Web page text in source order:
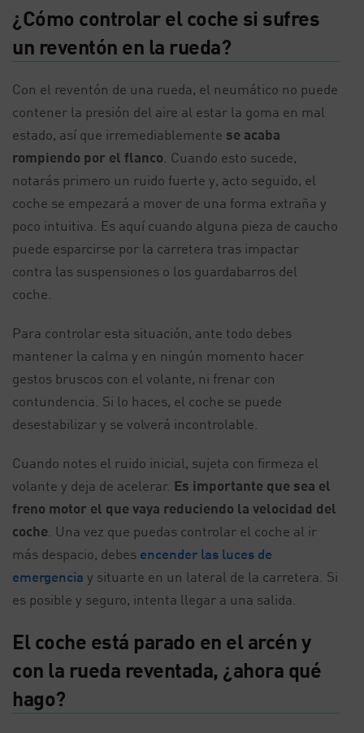
¿Cómo controlar el coche si sufres
un reventón en la rueda?
Con el reventón de una rueda, el neumático no puede
contener la presión del aire al estar la goma en mal
estado, así que irremediablemente se acaba
rompiendo por el flanco . Cuando esto sucede,
notarás primero un ruido fuerte y, acto seguido, el
coche se empezará a mover de una forma extraña y
poco intuitiva. Es aquí cuando alguna pieza de caucho
puede esparcirse por la carretera tras impactar
contra las suspensiones o los guardabarros del
coche.
Para controlar esta situación, ante todo debes
mantener la calma y en ningún momento hacer
gestos bruscos con el volante, ni frenar con
contundencia. Si lo haces, el coche se puede
desestabilizar y se volverá incontrolable.
Cuando notes el ruido inicial, sujeta con firmeza el
volante y deja de acelerar. Es importante que sea el
freno motor el que vaya reduciendo la velocidad del
coche . Una vez que puedas controlar el coche al ir
más despacio, debes encender las luces de
emergencia y situarte en un lateral de la carretera. Si
es posible y seguro, intenta llegar a una salida.
El coche está parado en el arcén y
con la rueda reventada, ¿ahora qué
hago?